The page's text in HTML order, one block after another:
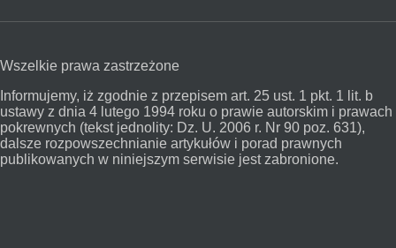
Wszelkie prawa zastrzeżone
Informujemy, iż zgodnie z przepisem art. 25 ust. 1 pkt. 1 lit. b
ustawy z dnia 4 lutego 1994 roku o prawie autorskim i prawach
pokrewnych (tekst jednolity: Dz. U. 2006 r. Nr 90 poz. 631),
dalsze rozpowszechnianie artykułów i porad prawnych
publikowanych w niniejszym serwisie jest zabronione.